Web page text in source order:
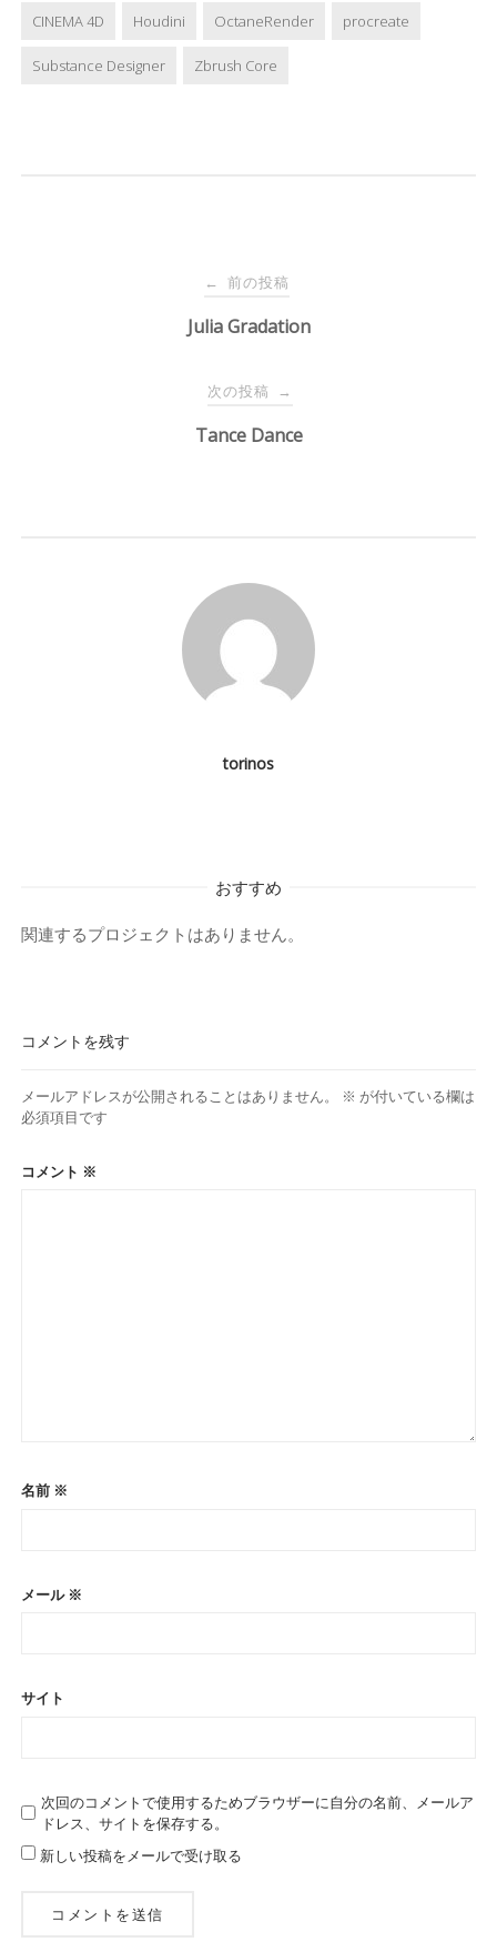
CINEMA 4D Houdini OctaneRender procreate
Substance Designer Zbrush Core
← 前の投稿
Julia Gradation
次の投稿 →
Tance Dance
torinos
おすすめ
関連するプロジェクトはありません。
コメントを残す
メールアドレスが公開されることはありません。 ※ が付いている欄は
必須項目です
コメント ※
名前 ※
メール ※
サイト
次回のコメントで使用するためブラウザーに自分の名前、メールア
ドレス、サイトを保存する。
新しい投稿をメールで受け取る